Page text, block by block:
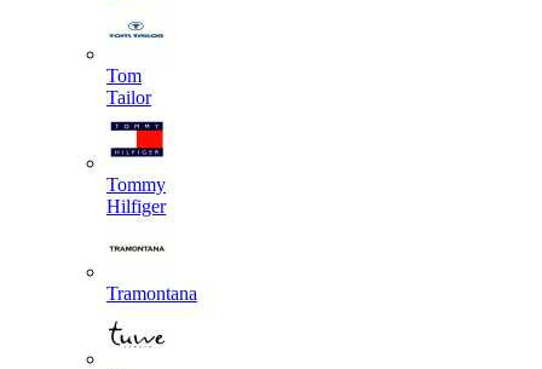
Tom
Tailor
Tommy
Hilfiger
Tramontana